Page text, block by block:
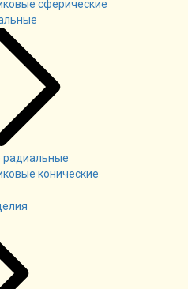
сферические
конические